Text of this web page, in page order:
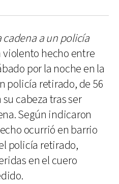
a un policía
violento hecho entre
por la noche en la
policía retirado, de 56
cabeza tras ser
Según indicaron
ocurrió en barrio
policía retirado,
en el cuero